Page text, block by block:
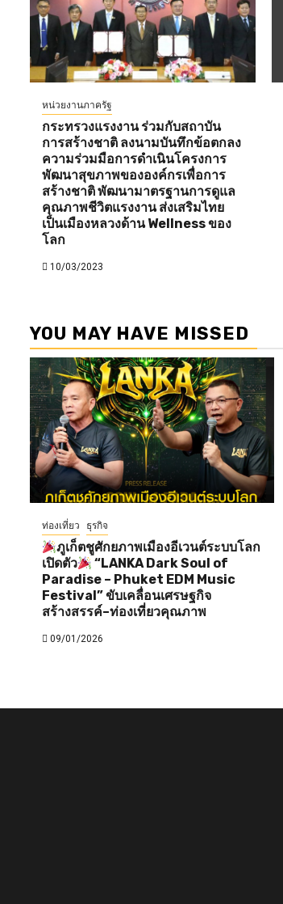
หน่วยงานภาครัฐ
กระทรวงแรงงาน ร่วมกับสถาบัน
การสร้างชาติ ลงนามบันทึกข้อตกลง
ความร่วมมือการดำเนินโครงการ
พัฒนาสุขภาพขององค์กรเพื่อการ
สร้างชาติ พัฒนามาตรฐานการดูแล
คุณภาพชีวิตแรงงาน ส่งเสริมไทย
เป็นเมืองหลวงด้าน Wellness ของ
โลก
10/03/2023
YOU MAY HAVE MISSED
ท่องเที่ยว ธุรกิจ
ภูเก็ตชูศักยภาพเมืองอีเวนต์ระบบโลก
เปิดตัว
“LANKA Dark Soul of
Paradise – Phuket EDM Music
Festival” ขับเคลื่อนเศรษฐกิจ
สร้างสรรค์–ท่องเที่ยวคุณภาพ
09/01/2026